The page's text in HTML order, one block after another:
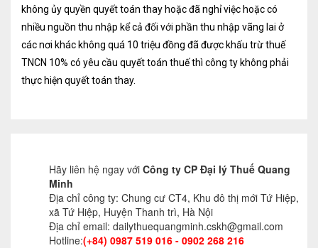
Kế toán thuế
Giám sát kế toán
Soát xét hồ sơ
Cung cấp DV Kế toán trưởng và Kế toán
viên
Dịch vụ Doanh nghiệp
không ủy quyền quyết toán thay hoặc đã nghỉ việc hoặc có
nhiều nguồn thu nhập kể cả đối với phần thu nhập vãng lai ở
các nơi khác không quá 10 triệu đồng đã được khấu trừ thuế
TNCN 10% có yêu cầu quyết toán thuế thì công ty không phải
thực hiện quyết toán thay.
Hãy liên hệ ngay với Công ty CP Đại lý Thuế Quang
Minh
Địa chỉ công ty: Chung cư CT4, Khu đô thị mới Tứ Hiệp,
xã Tứ Hiệp, Huyện Thanh trì, Hà Nội
Địa chỉ email: dailythuequangminh.cskh@gmail.com
Hotline:(+84) 0987 519 016 - 0902 268 216